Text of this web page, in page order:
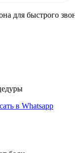
для быстрого
в Whatsapp